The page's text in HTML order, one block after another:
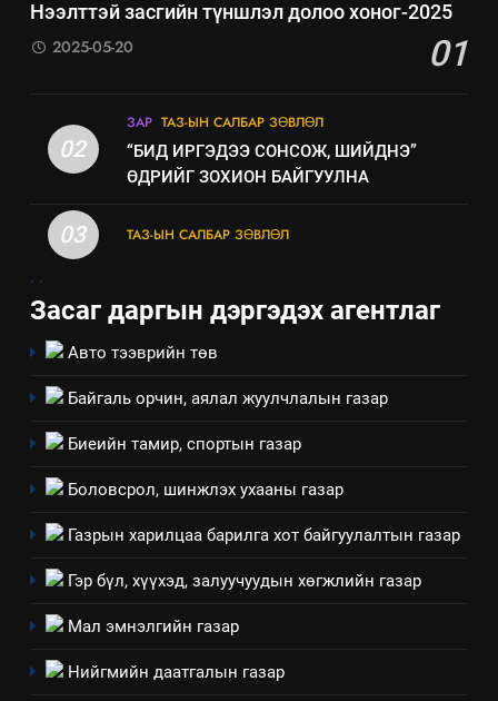
Санхүүгийн тайланд хийсэн
7
Үйл ажиллагаандаа мөрдөж
ИЛ ТОД БАЙДАЛ
Мэдээлэл хариуцагчийн
явуулж байгаа үйл ажиллагаа,
ашиглаж байгаа техник,
эрүүл мэнд, байгаль орчинд
нөлөөллийн талаарх
мэдээлэл
Нээлттэй засгийн түншлэл долоо хоног-2025
01
2025-05-20
02
ЗАР ТАЗ-ЫН САЛБАР ЗӨВЛӨЛ
“БИД ИРГЭДЭЭ СОНСОЖ, ШИЙДНЭ”
ӨДРИЙГ ЗОХИОН БАЙГУУЛНА
03 ТАЗ-ЫН САЛБАР ЗӨВЛӨЛ
. .
Засаг даргын дэргэдэх агентлаг
Авто тээврийн төв
Байгаль орчин, аялал жуулчлалын газар
Биеийн тамир, спортын газар
Боловсрол, шинжлэх ухааны газар
Газрын харилцаа барилга хот байгуулалтын газар
Гэр бүл, хүүхэд, залуучуудын хөгжлийн газар
Мал эмнэлгийн газар
Нийгмийн даатгалын газар